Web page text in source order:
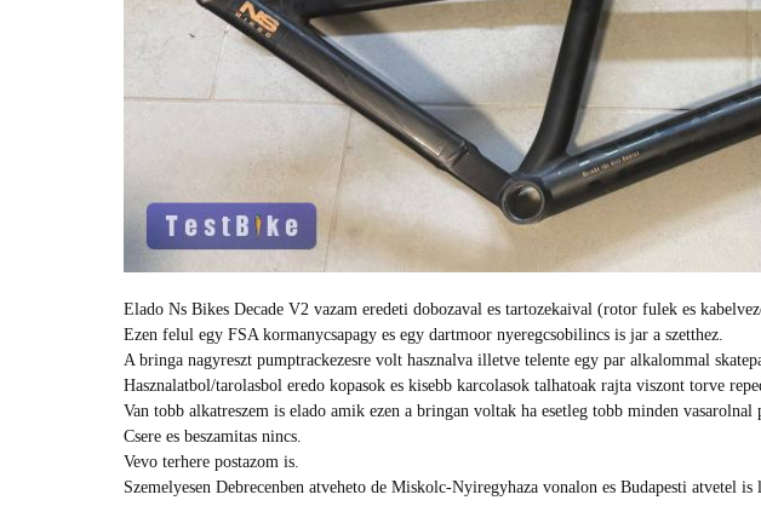
Elado Ns Bikes Decade V2 vazam eredeti dobozaval es tartozekaival (rotor fulek es
Ezen felul egy FSA kormanycsapagy es egy dartmoor nyeregcsobilincs is jar a szetthez.
A bringa nagyreszt pumptrackezesre volt hasznalva illetve telente egy par alkalommal
Hasznalatbol/tarolasbol eredo kopasok es kisebb karcolasok talhatoak rajta viszont torve
Van tobb alkatreszem is elado amik ezen a bringan voltak ha esetleg tobb minden vasarolnal
Csere es beszamitas nincs.
Vevo terhere postazom is.
Szemelyesen Debrecenben atveheto de Miskolc-Nyiregyhaza vonalon es Budapesti atvetel is